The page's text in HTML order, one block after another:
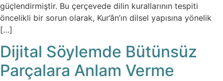
güçlendirmiştir. Bu çerçevede dilin kurallarının tespiti
öncelikli bir sorun olarak, Kur’ân’ın dilsel yapısına yönelik
[…]
Dijital Söylemde Bütünsüz
Parçalara Anlam Verme